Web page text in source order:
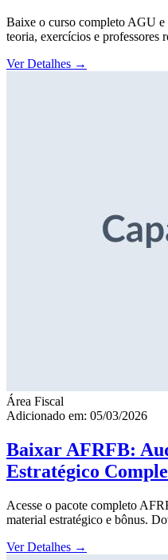
Baixe o curso completo AGU
teoria, exercícios e professores
Ver Detalhes →
Área Fiscal
Adicionado em: 05/03/2026
Baixar AFRFB:
Estratégico
Acesse o pacote completo
material estratégico e bônus.
Ver Detalhes →